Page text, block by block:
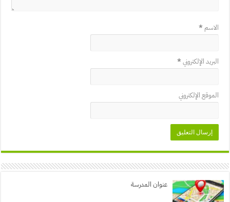
الاسم*
البريد الإلكتروني*
الموقع الإلكتروني
عنوان المدرسة